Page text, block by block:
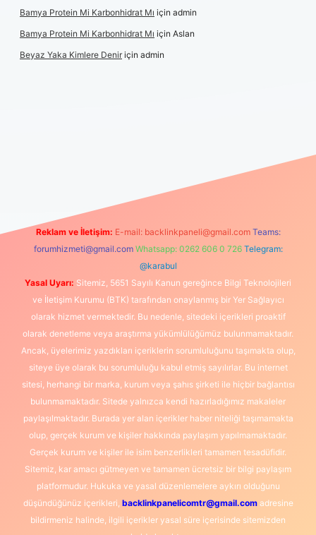
Bamya Protein Mi Karbonhidrat Mı için admin
Bamya Protein Mi Karbonhidrat Mı için Aslan
Beyaz Yaka Kimlere Deniriçin admin
Reklam ve İletişim: E-mail: backlinkpaneli@gmail.com Teams:
forumhizmeti@gmail.com Whatsapp: 0262 606 0 726 Telegram:
@karabul
Yasal Uyarı: Sitemiz, 5651 Sayılı Kanun gereğince Bilgi Teknolojileri
ve İletişim Kurumu (BTK) tarafından onaylanmış bir Yer Sağlayıcı
olarak hizmet vermektedir. Bu nedenle, sitedeki içerikleri proaktif
olarak denetleme veya araştırma yükümlülüğümüz bulunmamaktadır.
Ancak, üyelerimiz yazdıkları içeriklerin sorumluluğunu taşımakta olup,
siteye üye olarak bu sorumluluğu kabul etmiş sayılırlar. Bu internet
sitesi, herhangi bir marka, kurum veya şahıs şirketi ile hiçbir bağlantısı
bulunmamaktadır. Sitede yalnızca kendi hazırladığımız makaleler
paylaşılmaktadır. Burada yer alan içerikler haber niteliği taşımamakta
olup, gerçek kurum ve kişiler hakkında paylaşım yapılmamaktadır.
Gerçek kurum ve kişiler ile isim benzerlikleri tamamen tesadüfidir.
Sitemiz, kar amacı gütmeyen ve tamamen ücretsiz bir bilgi paylaşım
platformudur. Hukuka ve yasal düzenlemelere aykırı olduğunu
düşündüğünüz içerikleri, backlinkpanelicomtr@gmail.comadresine
bildirmeniz halinde, ilgili içerikler yasal süre içerisinde sitemizden